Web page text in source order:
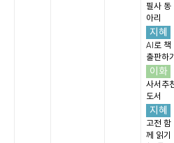
필사 동
아리
지혜
AI로 책
출판하기
이화
사서추
도서
지혜
고전 함
께 읽기